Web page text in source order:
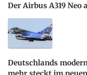
Der Airbus A319 Neo
Deutschlands